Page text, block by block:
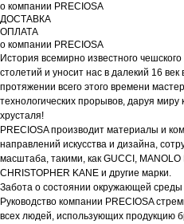
о компании PRECIOSA
ДОСТАВКА
ОПЛАТА
о компании PRECIOSA
История всемирно известного
столетий и уносит нас в далекий 16
протяжении всего этого времени
технологических прорывов, даруя миру
хрусталя!
PRECIOSA производит материалы и
направлений искусства и дизайна,
масштаба, такими, как GUCCI,
CHRISTOPHER KANE и другие марки.
Забота о состоянии окружающей
Руководство компании PRECIOSA
всех людей, использующих продукцию